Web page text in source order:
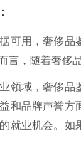
可用，奢侈
言，随着奢侈
领域，奢侈
和品牌声誉
就业机会。